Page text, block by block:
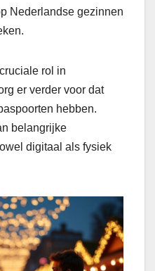
Nederlandse gezinnen
rol in
er verder voor dat
hebben.
belangrijke
digitaal als fysiek